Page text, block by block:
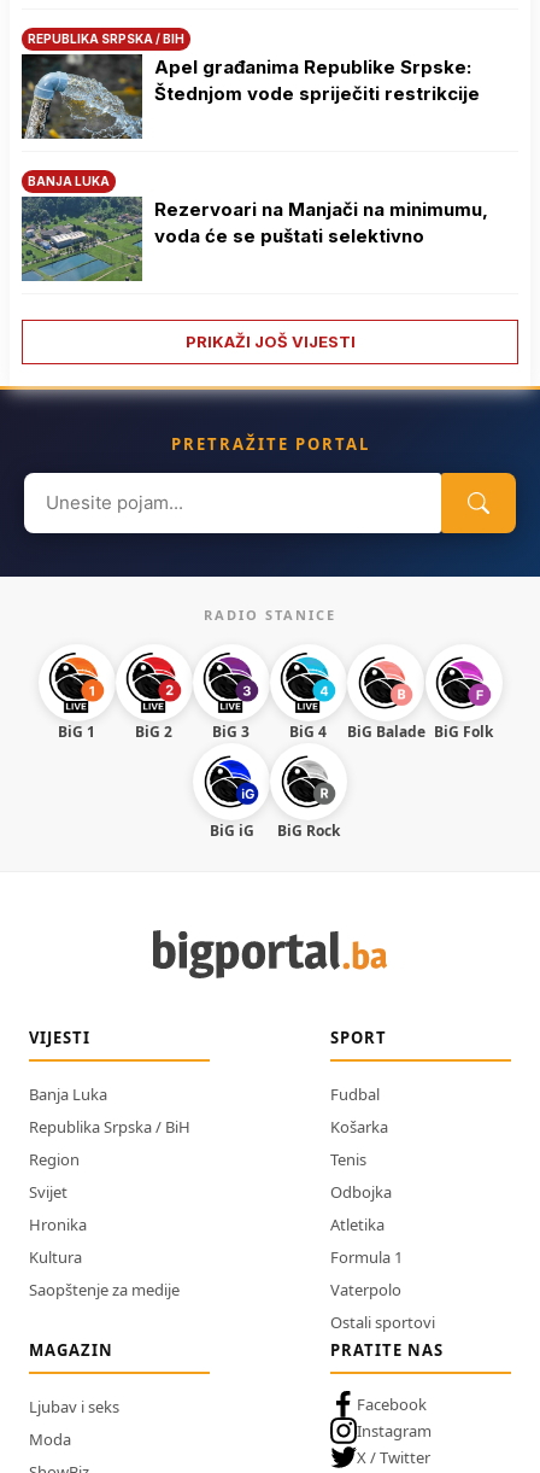
REPUBLIKA SRPSKA / BIH
Apel građanima Republike Srpske:
Štednjom vode spriječiti restrikcije
BANJA LUKA
Rezervoari na Manjači na minimumu,
voda će se puštati selektivno
PRIKAŽI JOŠ VIJESTI
PRETRAŽITE PORTAL
Search
for:
RADIO STANICE
BiG 1 BiG 2 BiG 3 BiG 4 BiG Balade BiG Folk
BiG iG BiG Rock
VIJESTI
Banja Luka
Republika Srpska / BiH
Region
Svijet
Hronika
Kultura
Saopštenje za medije
SPORT
Fudbal
Košarka
Tenis
Odbojka
Atletika
Formula 1
Vaterpolo
Ostali sportovi
MAGAZIN
Ljubav i seks
Moda
PRATITE NAS
Facebook
Instagram
X / Twitter